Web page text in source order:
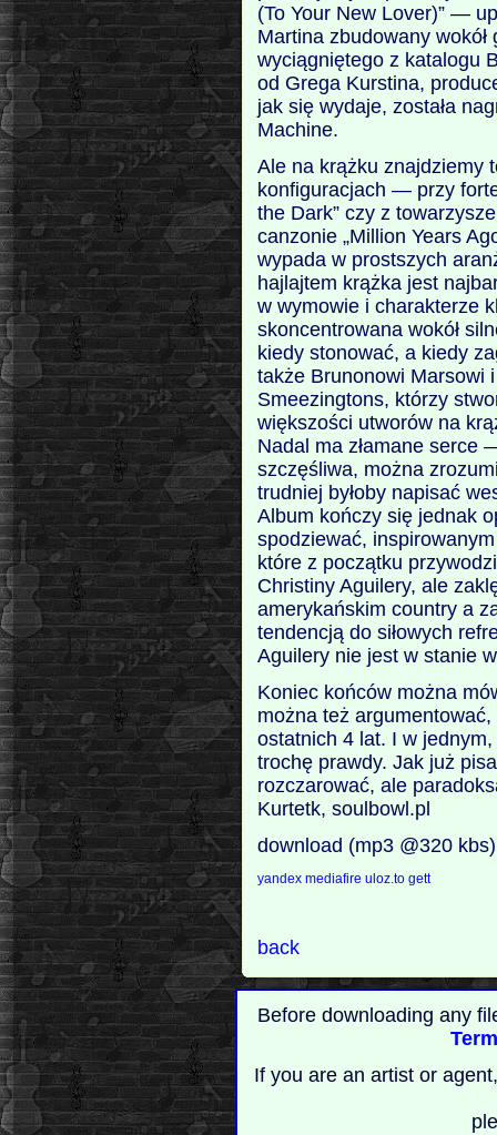
(To Your New Lover)” —
Martina zbudowany
wyciągniętego z katalogu
od Grega Kurstina,
jak się wydaje, została
Machine.
Ale na krążku znajdziemy
konfiguracjach — przy
the Dark” czy z
canzonie „Million Years
wypada w prostszych
hajlajtem krążka jest
w wymowie i charakterze
skoncentrowana wokół
kiedy stonować, a kiedy
także Brunonowi Marsowi
Smeezingtons, którzy
większości utworów na
Nadal ma złamane serce
szczęśliwa, można
trudniej byłoby napisać
Album kończy się jednak
spodziewać,
które z początku
Christiny Aguilery, ale
amerykańskim country a
tendencją do siłowych
Aguilery nie jest w stanie
Koniec końców można
można też
ostatnich 4 lat. I w
trochę prawdy. Jak już
rozczarować, ale
Kurtetk, soulbowl.pl
download (mp3 @320
yandexmediafire uloz.togett
back
Before downloading any
If you are an artist or